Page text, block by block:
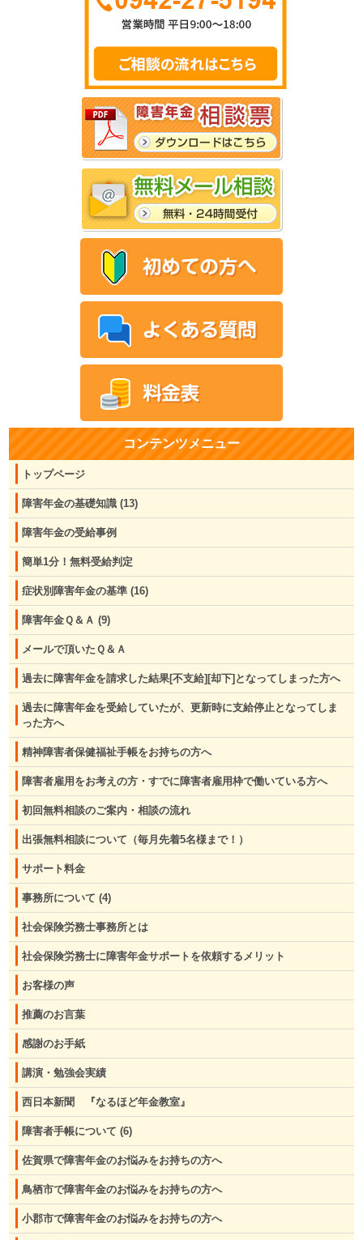
コンテンツメニュー
トップページ
障害年金の基礎知識 (13)
障害年金の受給事例
簡単1分！無料受給判定
症状別障害年金の基準 (16)
障害年金Ｑ＆Ａ (9)
メールで頂いたＱ＆Ａ
過去に障害年金を請求した結果[不支給][却下]となってしまった方へ
過去に障害年金を受給していたが、更新時に支給停止となってしま
った方へ
精神障害者保健福祉手帳をお持ちの方へ
障害者雇用をお考えの方・すでに障害者雇用枠で働いている方へ
初回無料相談のご案内・相談の流れ
出張無料相談について（毎月先着5名様まで！）
サポート料金
事務所について (4)
社会保険労務士事務所とは
社会保険労務士に障害年金サポートを依頼するメリット
お客様の声
推薦のお言葉
感謝のお手紙
講演・勉強会実績
西日本新聞 『なるほど年金教室』
障害者手帳について (6)
佐賀県で障害年金のお悩みをお持ちの方へ
鳥栖市で障害年金のお悩みをお持ちの方へ
小郡市で障害年金のお悩みをお持ちの方へ